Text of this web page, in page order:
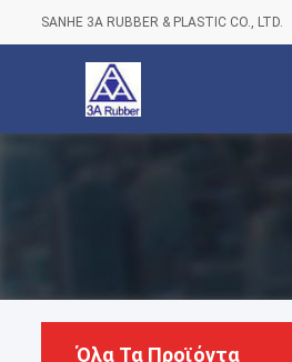
SANHE 3A RUBBER & PLASTIC CO., LTD.
Όλα Τα Προϊόντα